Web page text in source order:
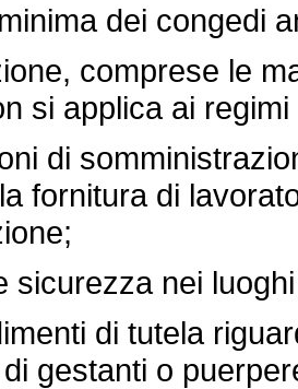
dei congedi
comprese le
si applica ai
di
fornitura di
nei luoghi
di tutela
gestanti o